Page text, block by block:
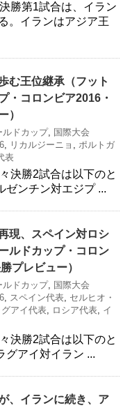
勝第1試合は、イラン
。イランはアジア王
む王位継承（フット
・コロンビア2016・
）
ルドカップ, 国際大会
, リカルジーニョ , ポルトガ
表
決勝2試合は以下のと
ンチン対エジプ ...
現、スペイン対ロシ
ルドカップ・コロン
プレビュー）
ルドカップ, 国際大会
, スペイン代表, セルヒオ・
アイ代表, ロシア代表, イ
決勝2試合は以下のと
アイ対イラン ...
、イランに続き、ア